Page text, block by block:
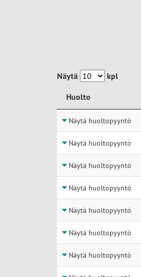
Näytä
kpl
Huolto
Huolto
Näytä huoltopyyntö
Näytä huoltopyyntö
Näytä huoltopyyntö
Näytä huoltopyyntö
Näytä huoltopyyntö
Näytä huoltopyyntö
Näytä huoltopyyntö